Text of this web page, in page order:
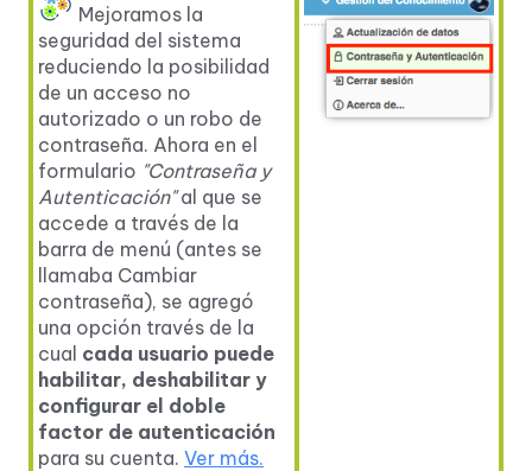
Mejoramos la
seguridad del sistema
reduciendo la posibilidad
de un acceso no
autorizado o un robo de
contraseña. Ahora en el
formulario "Contraseña y
Autenticación"al que se
accede a través de la
barra de menú (antes se
llamaba Cambiar
contraseña), se agregó
una opción través de la
cual cada usuario puede
habilitar, deshabilitar y
configurar el doble
factor de autenticación
para su cuenta. Ver más.